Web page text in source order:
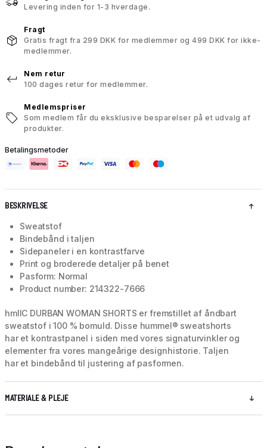
Levering inden for 1-3 hverdage.
Fragt
Gratis fragt fra 299 DKK for medlemmer og 499 DKK for ikke-
medlemmer.
Nem retur
100 dages retur for medlemmer.
Medlemspriser
Som medlem får du eksklusive besparelser på et udvalg af
produkter.
Betalingsmetoder
BESKRIVELSE
Sweatstof
Bindebånd i taljen
Sidepaneler i en kontrastfarve
Print og broderede detaljer på benet
Pasform: Normal
Product number: 214322-7666
hmlIC DURBAN WOMAN SHORTS er fremstillet af åndbart
sweatstof i 100 % bomuld. Disse hummel® sweatshorts
har et kontrastpanel i siden med vores signaturvinkler og
elementer fra vores mangeårige designhistorie. Taljen
har et bindebånd til justering af pasformen.
MATERIALE & PLEJE